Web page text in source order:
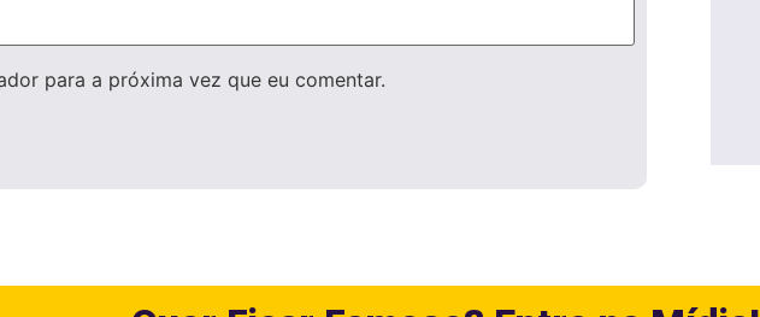
para a próxima vez que eu comentar.